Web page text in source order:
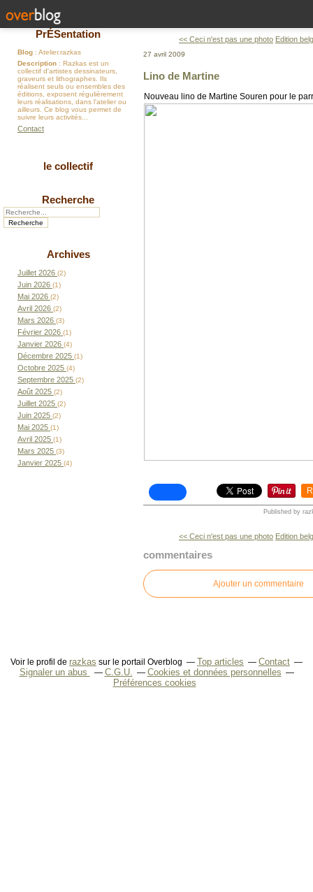
PrÉSentation
Blog : Atelier.razkas
Description : Razkas est un
collectif d'artistes dessinateurs,
graveurs et lithographes. Ils
réalisent seuls ou ensembles des
éditions, exposent régulièrement
leurs réalisations, dans l'atelier ou
ailleurs. Ce blog vous permet de
suivre leurs activités...
Contact
le collectif
Recherche
Archives
Juillet 2026 (2)
Juin 2026 (1)
Mai 2026 (2)
Avril 2026 (2)
Mars 2026 (3)
Février 2026 (1)
Janvier 2026 (4)
Décembre 2025 (1)
Octobre 2025 (4)
Septembre 2025 (2)
Août 2025 (2)
Juillet 2025 (2)
Juin 2025 (2)
Mai 2025 (1)
Avril 2025 (1)
Mars 2025 (3)
Janvier 2025 (4)
<< Ceci n'est pas une photo Edition
27 avril 2009
Lino de Martine
Nouveau lino de Martine Souren pour le
Published by
<< Ceci n'est pas une photo Edition
commentaires
Ajouter un commentaire
Voir le profil de razkas sur le portail Overblog Top articles
Contact
Signaler un abus
C.G.U.
Cookies et données personnelles
Préférences cookies